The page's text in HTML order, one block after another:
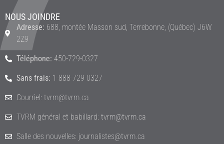
NOUS JOINDRE
Adresse: 688, montée Masson sud, Terrebonne, (Québec) J6W
2Z9
Téléphone: 450-729-0327
Sans frais: 1-888-729-0327
Courriel: tvrm@tvrm.ca
TVRM général et babillard: tvrm@tvrm.ca
Salle des nouvelles: journalistes@tvrm.ca